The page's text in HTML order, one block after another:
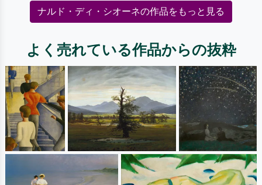
ナルド・ディ・シオーネの作品をもっと見る
よく売れている作品からの抜粋